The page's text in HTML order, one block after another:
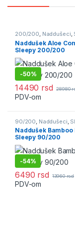
200/200, Naddušeci,
Naddušek Aloe
Sleepy 200/200
-50%
14490 rsd 28980
PDV-om
90/200 Naddušeci
Naddušek Bamboo
Sleepy 90/200
-54%
6490 rsd 13960rsd
PDV-om